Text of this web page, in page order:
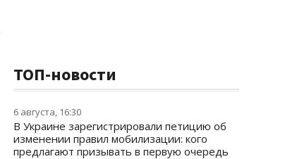
ТОП-новости
6 августа, 16:30
В Украине зарегистрировали петицию об
изменении правил мобилизации: кого
предлагают призывать в первую очередь